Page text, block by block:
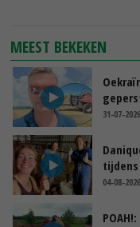
MEEST BEKEKEN
31-07-2026
tijdens
04-08-2026